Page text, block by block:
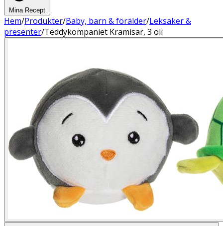
Mina Recept
Hem/Produkter/Baby, barn & förälder/Leksaker &
presenter/Teddykompaniet Kramisar, 3 oli